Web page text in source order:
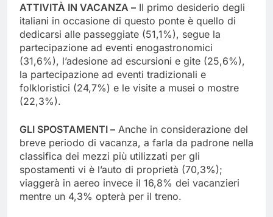
ATTIVITÀ IN VACANZA – Il primo desiderio degli
italiani in occasione di questo ponte è quello di
dedicarsi alle passeggiate (51,1%), segue la
partecipazione ad eventi enogastronomici
(31,6%), l’adesione ad escursioni e gite (25,6%),
la partecipazione ad eventi tradizionali e
folkloristici (24,7%) e le visite a musei o mostre
(22,3%).
GLI SPOSTAMENTI – Anche in considerazione del
breve periodo di vacanza, a farla da padrone nella
classifica dei mezzi più utilizzati per gli
spostamenti vi è l’auto di proprietà (70,3%);
viaggerà in aereo invece il 16,8% dei vacanzieri
mentre un 4,3% opterà per il treno.